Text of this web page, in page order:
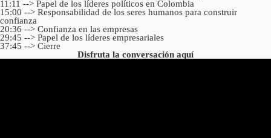
11:11 --> Papel de los líderes políticos en Colombia
15:00 --> Responsabilidad de los seres humanos para construir
confianza
20:36 --> Confianza en las empresas
29:45 --> Papel de los líderes empresariales
37:45 --> Cierre
Disfruta la conversación aquí